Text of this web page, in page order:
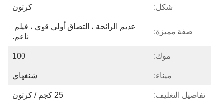
شكل: كرتون
صفة مميزة:
عديم الرائحة ، التصاق أولي قوي ، فيلم
ناعم.
موك: 100
ميناء: شنغهاي
تفاصيل التغليف: 25 كجم / كرتون